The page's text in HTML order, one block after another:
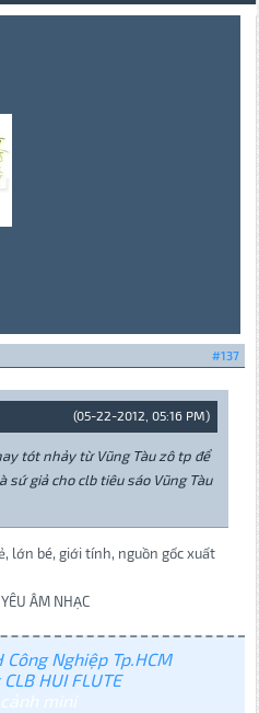
#137
(05-22-2012, 05:16 PM)
tót nhảy từ Vũng Tàu zô tp để
sứ giả cho clb tiêu sáo Vũng Tàu
lớn bé, giới tính, nguồn gốc xuất
ÂM NHẠC
Công Nghiệp Tp.HCM
HUI FLUTE
mini